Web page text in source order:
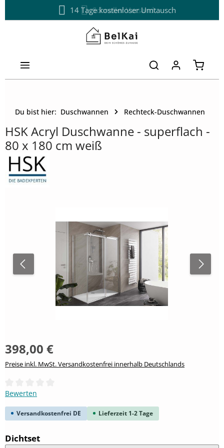
Zum Hauptinhalt springenSchneller Versand
14 Tage kostenloser Umtausch
Du bist hier: Duschwannen Rechteck-Duschwannen
HSK Acryl Duschwanne - superflach -
80 x 180 cm weiß
398,00 €
Preise inkl. MwSt. Versandkostenfrei innerhalb Deutschlands
Durchschnittliche Bewertung von 0 von 5 Sternen
Bewerten
Versandkostenfrei DE Lieferzeit 1-2 Tage
Dichtsetauswählen